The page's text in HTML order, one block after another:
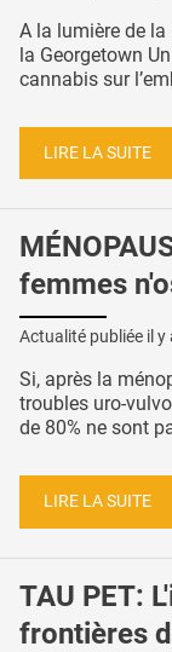
A la lumière de la
la Georgetown
cannabis sur
LIRE LA SUITE
femmes
Actualité publiée il y
Si, après la
troubles uro-
de 80% ne sont
LIRE LA SUITE
TAU PET:
frontières